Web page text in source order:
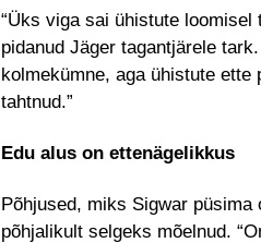
“Üks viga sai ühistute loomisel
pidanud Jäger tagantjärele
kolmekümne, aga ühistute ette
tahtnud.”
Edu alus on ettenägelikkus
Põhjused, miks Sigwar püsima
põhjalikult selgeks mõelnud.